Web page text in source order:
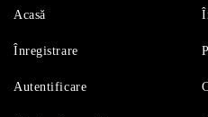
Acasă
Înregistrare
Autentificare